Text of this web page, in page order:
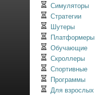
Симуляторы
Стратегии
Шутеры
Платформеры
Обучающие
Скроллеры
Спортивные
Программы
Для взрослых